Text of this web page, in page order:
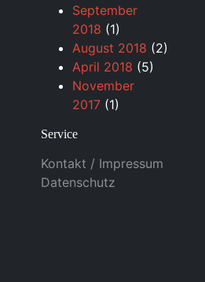
September
2018 (1)
August 2018 (2)
April 2018 (5)
November
2017 (1)
Service
Kontakt / Impressum
Datenschutz